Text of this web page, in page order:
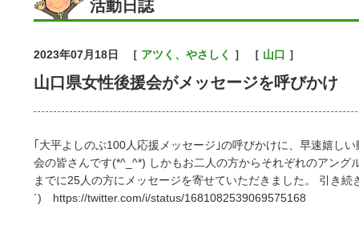
活動日誌
2023年07月18日 ［ アツく、やさしく ］ ［ 山口 ］
山口県女性後援会がメッセージを呼びかけ
｢大平よしのぶ100人応援メッセージ｣の呼びかけに、早速嬉し
会の皆さんです(*^_^*) しかもお二人の方からそれぞれのアング
までに25人の方にメッセージを寄せていただきました。 引き
´)ゞhttps://twitter.com/i/status/1681082539069575168